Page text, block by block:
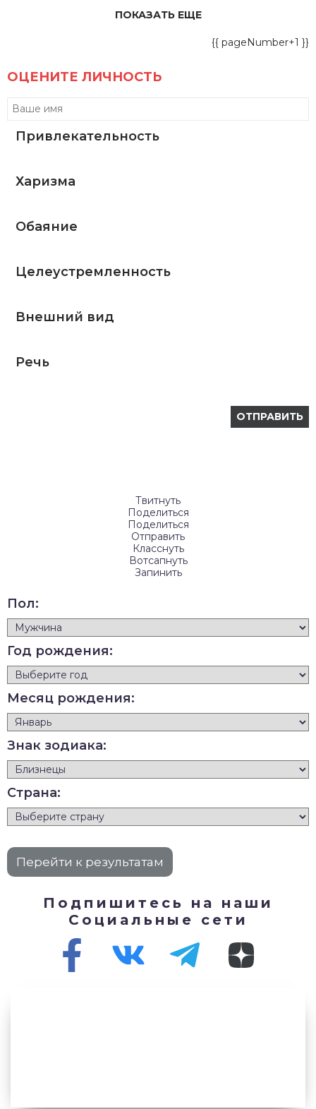
ПОКАЗАТЬ ЕЩЕ
{{ pageNumber+1 }}
ОЦЕНИТЕ ЛИЧНОСТЬ
Привлекательность
Харизма
Обаяние
Целеустремленность
Внешний вид
Речь
Твитнуть
Поделиться
Поделиться
Отправить
Класснуть
Вотсапнуть
Запинить
Пол:
Год рождения:
Месяц рождения:
Знак зодиака:
Страна:
Подпишитесь на наши
Социальные сети